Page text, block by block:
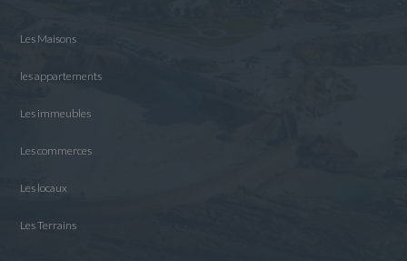
Les Maisons
les appartements
Les immeubles
Les commerces
Les locaux
Les Terrains